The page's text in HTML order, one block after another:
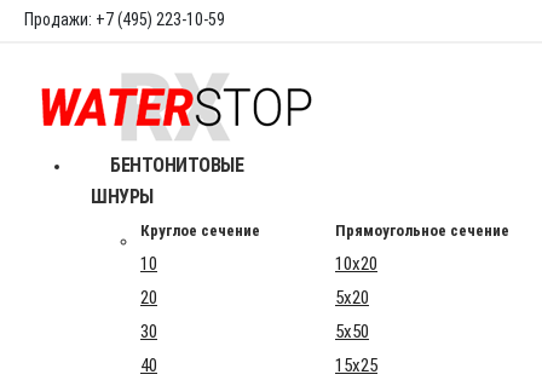
Продажи: +7 (495) 223-10-59
БЕНТОНИТОВЫЕ
ШНУРЫ
Круглое сечение Прямоугольное сечение
10
10x20
20
5x20
30
5x50
40
15x25